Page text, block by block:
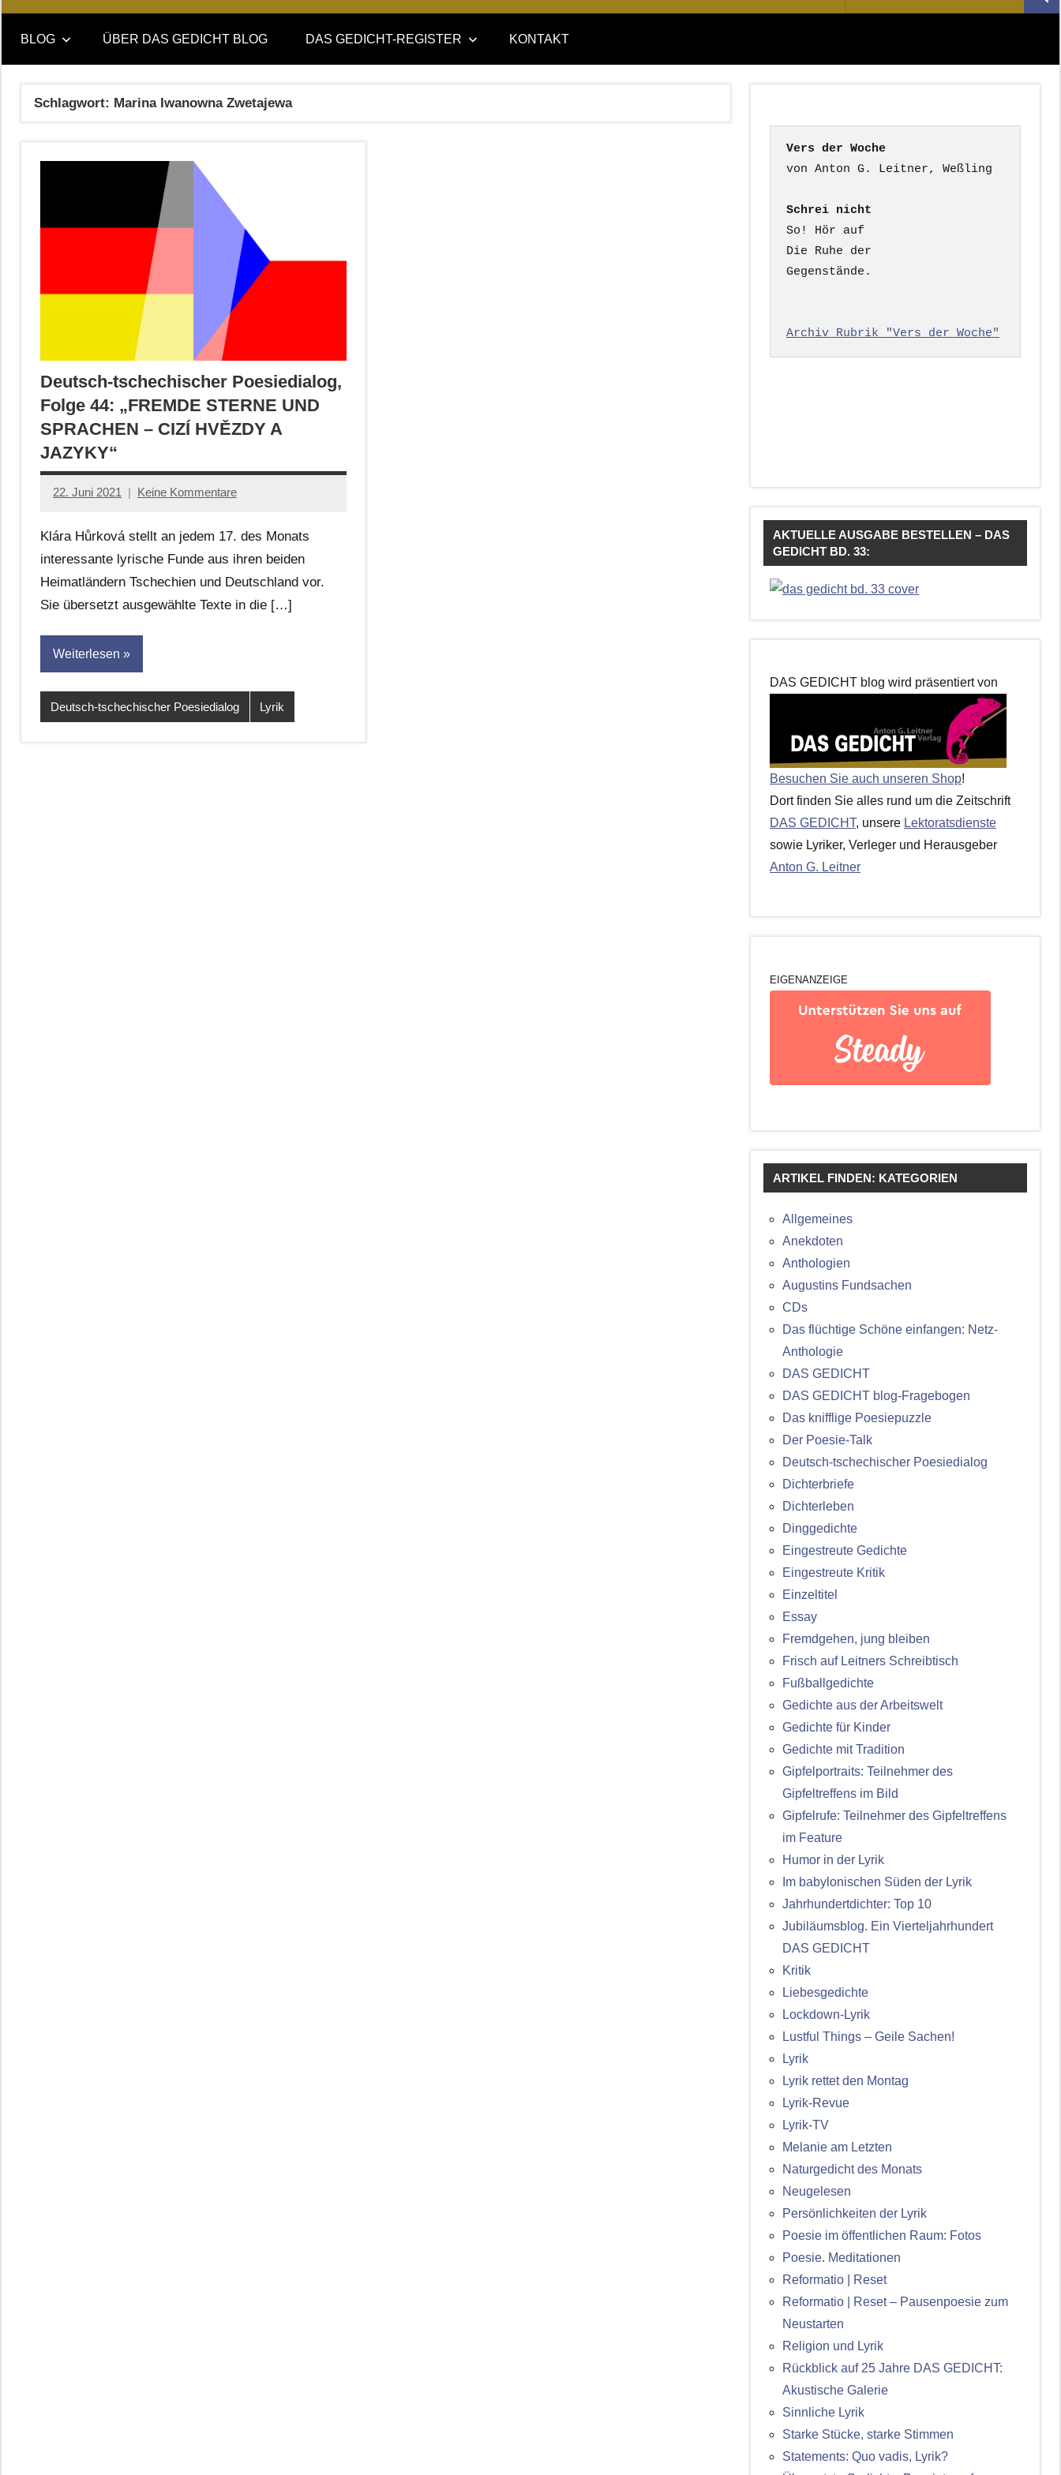
DAS
GEDICHT
blog
DAS
GEDICHT.
Zeitschrift
nach:
BLOG ÜBER DAS GEDICHT BLOG DAS GEDICHT-REGISTER KONTAKT
Schlagwort: Marina Iwanowna Zwetajewa
Deutsch-tschechischer Poesiedialog,
Folge 44: „FREMDE STERNE UND
SPRACHEN – CIZÍ HVĚZDY A
JAZYKY“
22. Juni 2021
Anton
Leitner
Keine Kommentare
Klára Hůrková stellt an jedem 17. des Monats
interessante lyrische Funde aus ihren beiden
Heimatländern Tschechien und Deutschland vor.
Sie übersetzt ausgewählte Texte in die […]
Weiterlesen
Deutsch-tschechischer Poesiedialog Lyrik
Vers der Woche
Schrei nicht
So! Hör auf
Die Ruhe der
Gegenstände.
Archiv Rubrik "Vers der Woche"
AKTUELLE AUSGABE BESTELLEN – DAS
GEDICHT BD. 33:
DAS GEDICHT blog wird präsentiert von
Besuchen Sie auch unseren Shop!
Dort finden Sie alles rund um die Zeitschrift
DAS GEDICHT, unsere Lektoratsdienste
sowie Lyriker, Verleger und Herausgeber
Anton G. Leitner
EIGENANZEIGE
ARTIKEL FINDEN: KATEGORIEN
Allgemeines
Anekdoten
Anthologien
Augustins Fundsachen
CDs
Das flüchtige Schöne einfangen: Netz-
Anthologie
DAS GEDICHT
DAS GEDICHT blog-Fragebogen
Das knifflige Poesiepuzzle
Der Poesie-Talk
Deutsch-tschechischer Poesiedialog
Dichterbriefe
Dichterleben
Dinggedichte
Eingestreute Gedichte
Eingestreute Kritik
Einzeltitel
Essay
Fremdgehen, jung bleiben
Frisch auf Leitners Schreibtisch
Fußballgedichte
Gedichte aus der Arbeitswelt
Gedichte für Kinder
Gedichte mit Tradition
Gipfelportraits: Teilnehmer des
Gipfeltreffens im Bild
Gipfelrufe: Teilnehmer des Gipfeltreffens
im Feature
Humor in der Lyrik
Im babylonischen Süden der Lyrik
Jahrhundertdichter: Top 10
Jubiläumsblog. Ein Vierteljahrhundert
DAS GEDICHT
Kritik
Liebesgedichte
Lockdown-Lyrik
Lustful Things – Geile Sachen!
Lyrik
Lyrik rettet den Montag
Lyrik-Revue
Lyrik-TV
Melanie am Letzten
Naturgedicht des Monats
Neugelesen
Persönlichkeiten der Lyrik
Poesie im öffentlichen Raum: Fotos
Poesie. Meditationen
Reformatio | Reset
Reformatio | Reset – Pausenpoesie zum
Neustarten
Religion und Lyrik
Rückblick auf 25 Jahre DAS GEDICHT:
Akustische Galerie
Sinnliche Lyrik
Starke Stücke, starke Stimmen
Statements: Quo vadis, Lyrik?